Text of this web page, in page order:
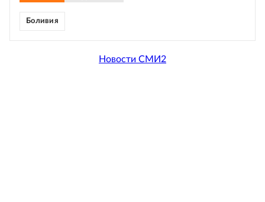
Боливия
Новости СМИ2